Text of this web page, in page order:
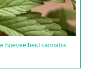
hoeveelheid cannabis.